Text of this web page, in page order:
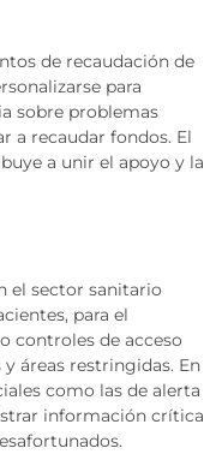
de recaudación de
para
sobre problemas
a recaudar fondos. El
a unir el apoyo y la
el sector sanitario
para el
controles de acceso
áreas restringidas. En
como las de alerta
información crítica